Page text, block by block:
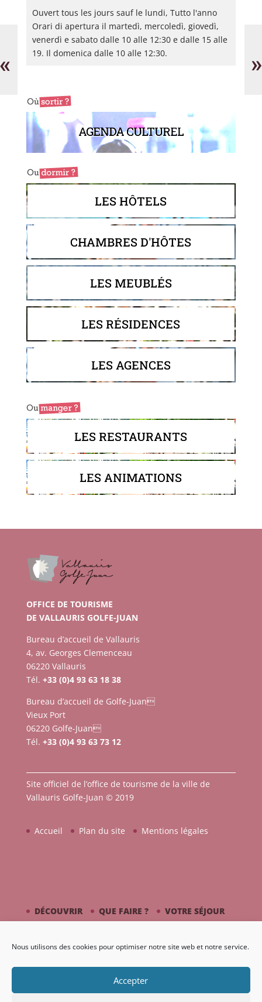
Nous utilisons des cookies pour optimiser notre site web et notre service.
Accepter
«
Artists
Residence
(AIR
Vallauris) »
del
Ouvert tous les jours sauf le lundi, Tutto l'anno
Orari di apertura il martedì, mercoledì, giovedì,
venerdì e sabato dalle 10 alle 12:30 e dalle 15 alle
19. Il domenica dalle 10 alle 12:30.
AGENDA CULTUREL
LES HÔTELS
CHAMBRES D'HÔTES
LES MEUBLÉS
LES RÉSIDENCES
LES AGENCES
LES RESTAURANTS
LES ANIMATIONS
OFFICE DE TOURISME
DE VALLAURIS GOLFE-JUAN
Bureau d’accueil de Vallauris
4, av. Georges Clemenceau
06220 Vallauris
Tél. +33 (0)4 93 63 18 38
Bureau d’accueil de Golfe-Juan
Vieux Port
06220 Golfe-Juan
Tél. +33 (0)4 93 63 73 12
Site officiel de l’office de tourisme de la ville de
Vallauris Golfe-Juan © 2019
Accueil Plan du site Mentions légales
DÉCOUVRIR QUE FAIRE ?
VOTRE SÉJOUR
AGENDA GALERIE